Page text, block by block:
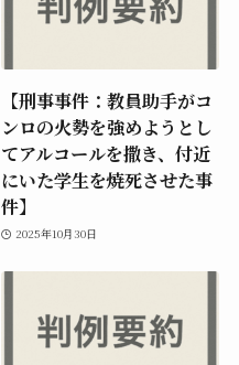
【刑事事件：教員助手がコ
ンロの火勢を強めようとし
てアルコールを撒き、付近
にいた学生を焼死させた事
件】
2025年10月30日